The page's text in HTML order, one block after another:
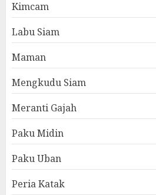
Kimcam
Labu Siam
Maman
Mengkudu Siam
Meranti Gajah
Paku Midin
Paku Uban
Peria Katak